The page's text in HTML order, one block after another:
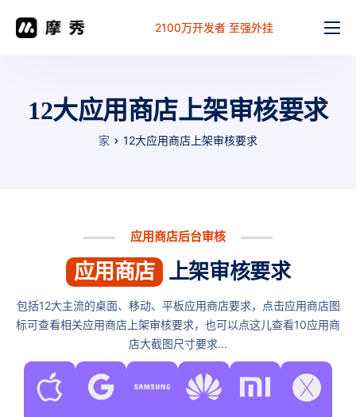
2100万开发者 至强外挂
文档
12大应用商店上架审核要求
家 12大应用商店上架审核要求
应用商店后台审核
应用商店 上架审核要求
包括12大主流的桌面、移动、平板应用商店要求，点击应用商店图
标可查看相关应用商店上架审核要求，也可以点这儿查看10应用商
店大截图尺寸要求...